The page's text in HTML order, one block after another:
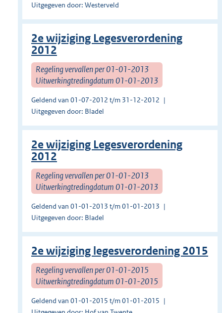
Uitgegeven door: Westerveld
2e wijziging Legesverordening
2012
Regeling vervallen per 01-01-2013
Uitwerkingtredingdatum 01-01-2013
Geldend van 01-07-2012 t/m 31-12-2012
Uitgegeven door: Bladel
2e wijziging Legesverordening
2012
Regeling vervallen per 01-01-2013
Uitwerkingtredingdatum 01-01-2013
Geldend van 01-01-2013 t/m 01-01-2013
Uitgegeven door: Bladel
2e wijziging legesverordening 2015
Regeling vervallen per 01-01-2015
Uitwerkingtredingdatum 01-01-2015
Geldend van 01-01-2015 t/m 01-01-2015